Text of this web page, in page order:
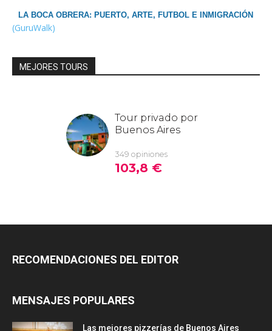
LA BOCA OBRERA: PUERTO, ARTE, FUTBOL E INMIGRACIÓN
(GuruWalk)
MEJORES TOURS
RECOMENDACIONES DEL EDITOR
MENSAJES POPULARES
Las mejores pizzerías de Buenos Aires